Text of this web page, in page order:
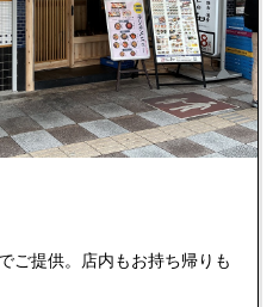
ご提供。店内もお持ち帰りも